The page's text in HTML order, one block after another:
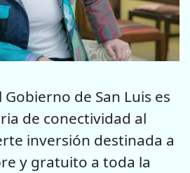
Gobierno de San Luis es
de conectividad al
inversión destinada a
y gratuito a toda la